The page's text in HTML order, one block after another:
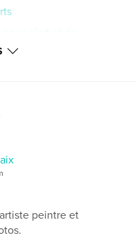
Livres d'art et de
pouring
peintre et